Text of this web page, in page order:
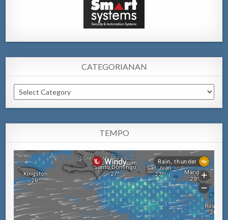
CATEGORIANAN
Categorianan
TEMPO